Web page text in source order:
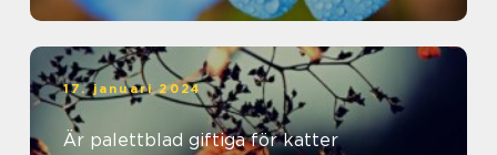
17. januari 2024
Är palettblad giftiga för katter